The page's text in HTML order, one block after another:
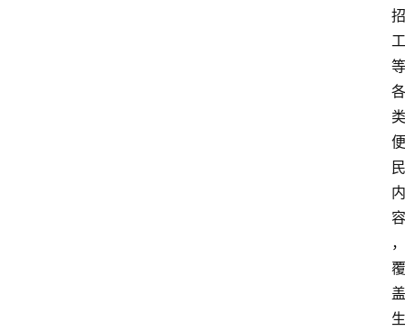
招
工
等
各
类
便
民
内
容
，
覆
盖
生